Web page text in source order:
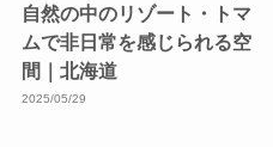
自然の中のリゾート・トマ
ムで非日常を感じられる空
間｜北海道
2025/05/29